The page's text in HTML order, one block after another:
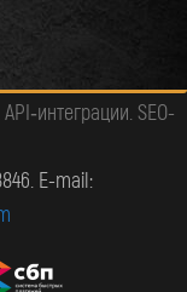
SEO-
E-mail:
cookie
Если вы
сайт.